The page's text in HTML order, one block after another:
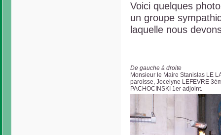
Voici quelques
un groupe
laquelle nous
De gauche à droite
Monsieur le Maire Stanislas LE
paroisse, Jocelyne LEFEVRE
PACHOCINSKI 1er adjoint.